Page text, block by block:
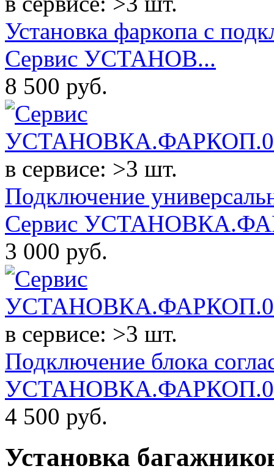
Установка фаркопа с
Сервис УСТАНОВ...
8 500 руб.
в сервисе: >3 шт.
Подключение
Сервис
3 000 руб.
в сервисе: >3 шт.
Подключение блока
4 500 руб.
Установка